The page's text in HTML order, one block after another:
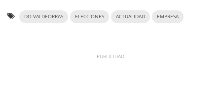
DO VALDEORRAS ELECCIONES ACTUALIDAD EMPRESA